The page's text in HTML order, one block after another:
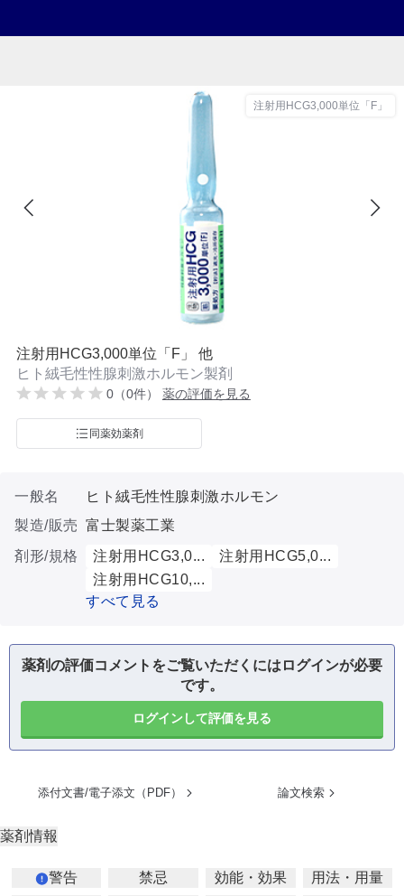
注射用HCG3,000単位「F」
注射用HCG3,000単位「F」 他
ヒト絨毛性性腺刺激ホルモン製剤
0（0件） 薬の評価を見る
同薬効薬剤
一般名
ヒト絨毛性性腺刺激ホルモン
製造/販売 富士製薬工業
剤形/規格
注射用HCG3,0...
注射用HCG5,0...
注射用HCG10,...
すべて見る
薬剤の評価コメントをご覧いただくにはログインが必要
です。
ログインして評価を見る
添付文書/電子添文（PDF） 論文検索
薬剤情報
警告 禁忌 効能・効果
用法・用量